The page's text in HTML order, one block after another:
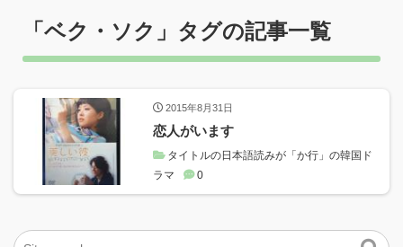
「ベク・ソク 」タグの記事一覧
2015年8月31日
恋人がいます
タイトルの日本語読みが「か行」の韓国ド
ラマ
0